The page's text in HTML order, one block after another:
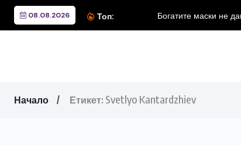
08.08.2026 Топ:
Начало Етикет: Svetlyo Kantardzhiev